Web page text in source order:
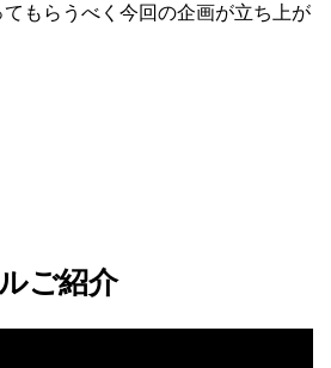
もらうべく今回の企画が立ち上が
ご紹介